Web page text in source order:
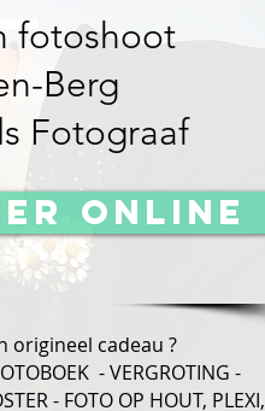
fotoshoot
Berg
Fotograaf
ONLINE
origineel cadeau ?
- VERGROTING -
- FOTO OP HOUT, PLEXI,